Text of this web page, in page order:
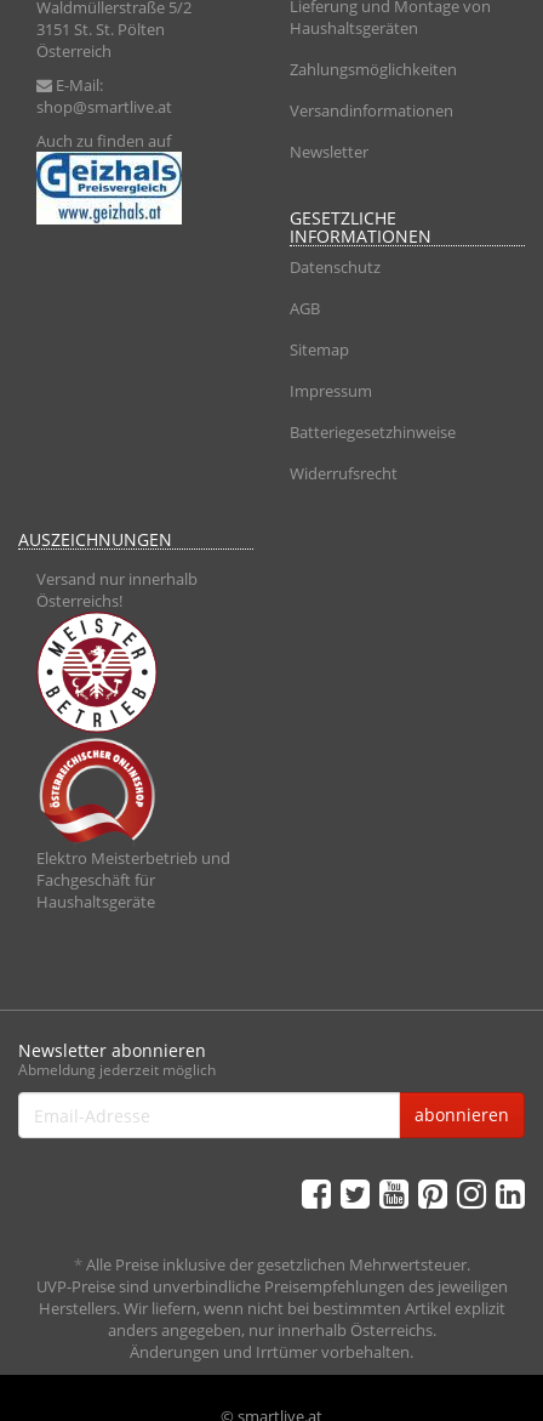
Waldmüllerstraße 5/2
3151 St. St. Pölten
Österreich
E-Mail:
shop@smartlive.at
Auch zu finden auf
Lieferung und Montage von
Haushaltsgeräten
Zahlungsmöglichkeiten
Versandinformationen
Newsletter
GESETZLICHE
INFORMATIONEN
Datenschutz
AGB
Sitemap
Impressum
Batteriegesetzhinweise
Widerrufsrecht
AUSZEICHNUNGEN
Versand nur innerhalb
Österreichs!
Elektro Meisterbetrieb und
Fachgeschäft für
Haushaltsgeräte
Newsletter abonnieren
Abmeldung jederzeit möglich
Email-
Adresse
abonnieren
*Alle Preise inklusive der gesetzlichen Mehrwertsteuer.
UVP-Preise sind unverbindliche Preisempfehlungen des jeweiligen
Herstellers. Wir liefern, wenn nicht bei bestimmten Artikel explizit
anders angegeben, nur innerhalb Österreichs.
Änderungen und Irrtümer vorbehalten.
© smartlive.at